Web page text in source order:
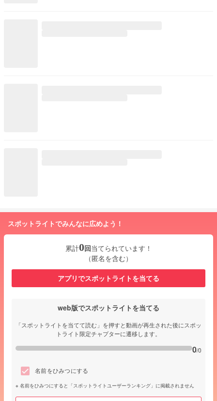
スポットライトでみんなに広めよう！
累計0回当てられています！
（匿名を含む）
アプリでスポットライトを当てる
web版でスポットライトを当てる
「スポットライトを当てて読む」を押すと動画が再生された後にスポッ
トライト限定チャプターに遷移します。
0/0
名前をひみつにする
名前をひみつにすると「スポットライトユーザーランキング」に掲載されません